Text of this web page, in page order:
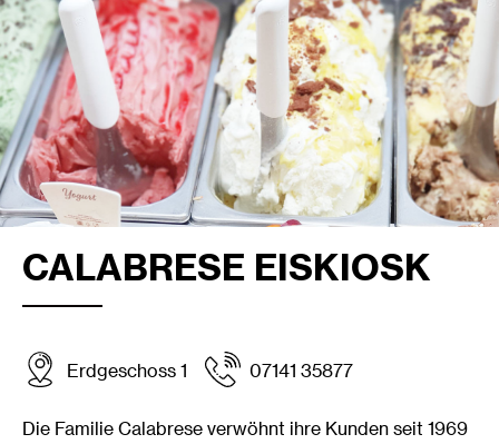
CALABRESE EISKIOSK
Erdgeschoss 1 07141 35877
Die Familie Calabrese verwöhnt ihre Kunden seit 1969